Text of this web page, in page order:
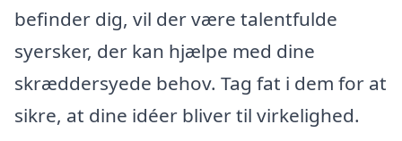
befinder dig, vil der være talentfulde
syersker, der kan hjælpe med dine
skræddersyede behov. Tag fat i dem for at
sikre, at dine idéer bliver til virkelighed.